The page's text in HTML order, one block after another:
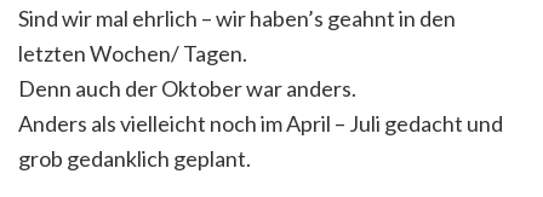
Sind wir mal ehrlich – wir haben’s geahnt in den
letzten Wochen/ Tagen.
Denn auch der Oktober war anders.
Anders als vielleicht noch im April – Juli gedacht und
grob gedanklich geplant.